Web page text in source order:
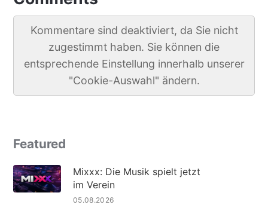
Kommentare sind deaktiviert, da Sie nicht
zugestimmt haben. Sie können die
entsprechende Einstellung innerhalb unserer
"Cookie-Auswahl" ändern.
Featured
Mixxx: Die Musik spielt jetzt
im Verein
05.08.2026